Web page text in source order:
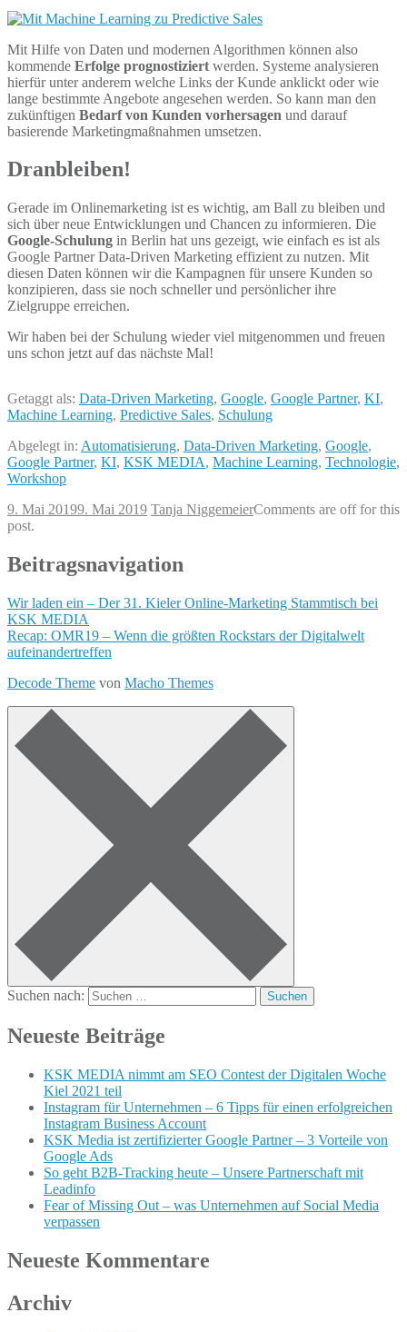
Mit Hilfe von Daten und modernen Algorithmen können also
kommende Erfolge prognostiziert werden. Systeme analysieren
hierfür unter anderem welche Links der Kunde anklickt oder wie
lange bestimmte Angebote angesehen werden. So kann man den
zukünftigen Bedarf von Kunden vorhersagen und darauf
basierende Marketingmaßnahmen umsetzen.
Dranbleiben!
Gerade im Onlinemarketing ist es wichtig, am Ball zu bleiben und
sich über neue Entwicklungen und Chancen zu informieren. Die
Google-Schulung in Berlin hat uns gezeigt, wie einfach es ist als
Google Partner Data-Driven Marketing effizient zu nutzen. Mit
diesen Daten können wir die Kampagnen für unsere Kunden so
konzipieren, dass sie noch schneller und persönlicher ihre
Zielgruppe erreichen.
Wir haben bei der Schulung wieder viel mitgenommen und freuen
uns schon jetzt auf das nächste Mal!
Getaggt als: Data-Driven Marketing, Google, Google Partner, KI,
Machine Learning, Predictive Sales, Schulung
Abgelegt in: Automatisierung, Data-Driven Marketing, Google,
Google Partner, KI, KSK MEDIA, Machine Learning, Technologie,
Workshop
9. Mai 20199. Mai 2019 Tanja NiggemeierComments are off for this
post.
Beitragsnavigation
Wir laden ein – Der 31. Kieler Online-Marketing Stammtisch bei
KSK MEDIA
Recap: OMR19 – Wenn die größten Rockstars der Digitalwelt
aufeinandertreffen
Decode Theme von Macho Themes
Suchen nach:
Neueste Beiträge
KSK MEDIA nimmt am SEO Contest der Digitalen Woche
Kiel 2021 teil
Instagram für Unternehmen – 6 Tipps für einen erfolgreichen
Instagram Business Account
KSK Media ist zertifizierter Google Partner – 3 Vorteile von
Google Ads
So geht B2B-Tracking heute – Unsere Partnerschaft mit
Leadinfo
Fear of Missing Out – was Unternehmen auf Social Media
verpassen
Neueste Kommentare
Archiv